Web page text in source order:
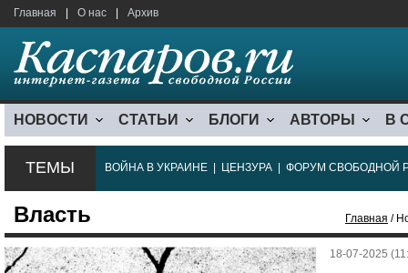
Главная О нас Архив
НОВОСТИ СТАТЬИ БЛОГИ АВТОРЫ В
ТЕМЫ ВОЙНА В УКРАИНЕ ЦЕНЗУРА ФОРУМ СВОБОДНОЙ
Власть Главная /
18-07-2025